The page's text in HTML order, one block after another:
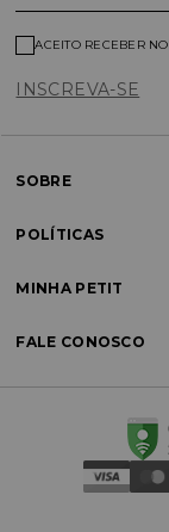
INSCREVA-SE
ACEITO RECEBER
SOBRE
POLÍTICAS
MINHA PETIT
FALE CONOSCO